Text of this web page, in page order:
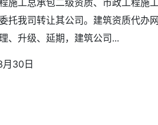
施工总承包二级资质、市政工程施
托我司转让其公司。建筑资质代办
、升级、延期，建筑公司...
30日